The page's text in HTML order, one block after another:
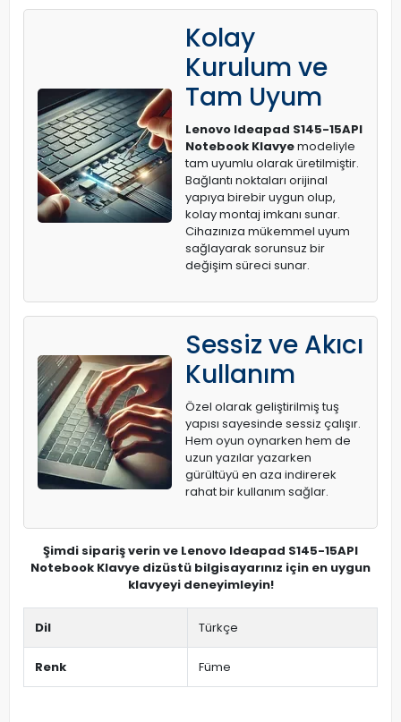
Kolay
Kurulum ve
Tam Uyum
Lenovo Ideapad S145-15API
Notebook Klavyemodeliyle
tam uyumlu olarak üretilmiştir.
Bağlantı noktaları orijinal
yapıya birebir uygun olup,
kolay montaj imkanı sunar.
Cihazınıza mükemmel uyum
sağlayarak sorunsuz bir
değişim süreci sunar.
Sessiz ve Akıcı
Kullanım
Özel olarak geliştirilmiş tuş
yapısı sayesinde sessiz çalışır.
Hem oyun oynarken hem de
uzun yazılar yazarken
gürültüyü en aza indirerek
rahat bir kullanım sağlar.
Şimdi sipariş verin ve Lenovo Ideapad S145-15API
Notebook Klavye dizüstü bilgisayarınız için en uygun
klavyeyi deneyimleyin!
Dil Türkçe
Renk Füme